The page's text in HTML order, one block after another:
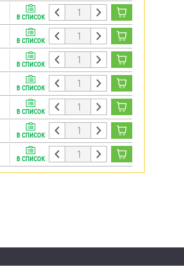
В СПИСОК
В СПИСОК
В СПИСОК
В СПИСОК
В СПИСОК
В СПИСОК
В СПИСОК